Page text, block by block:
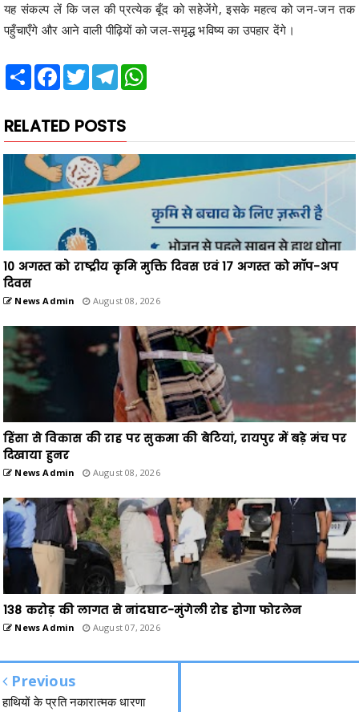
यह संकल्प लें कि जल की प्रत्येक बूँद को सहेजेंगे, इसके महत्व को जन-जन तक
पहुँचाएँगे और आने वाली पीढ़ियों को जल-समृद्ध भविष्य का उपहार देंगे।
Share Facebook
TwitterTelegram
RELATED POSTS
10 अगस्त को राष्ट्रीय कृमि मुक्ति दिवस एवं 17 अगस्त को मॉप-अप
दिवस
News Admin August 08, 2026
हिंसा से विकास की राह पर सुकमा की बेटियां, रायपुर में बड़े मंच पर
दिखाया हुनर
News Admin August 08, 2026
138 करोड़ की लागत से नांदघाट-मुंगेली रोड होगा फोरलेन
News Admin August 07, 2026
Previous
हाथियों के प्रति नकारात्मक धारणा